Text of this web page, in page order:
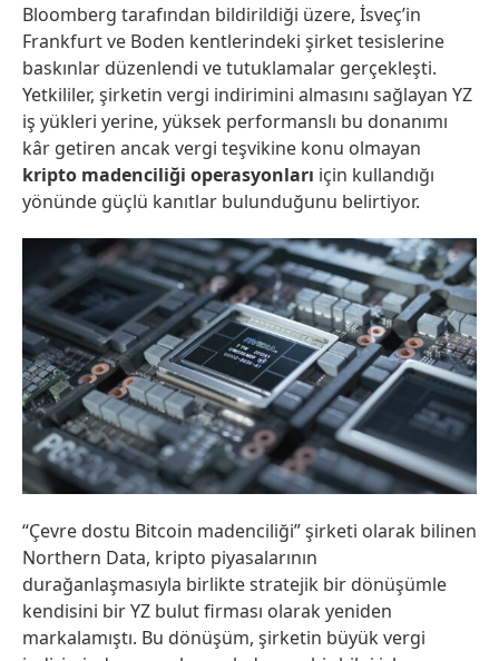
Bloomberg tarafından bildirildiği üzere, İsveç’in
Frankfurt ve Boden kentlerindeki şirket tesislerine
baskınlar düzenlendi ve tutuklamalar gerçekleşti.
Yetkililer, şirketin vergi indirimini almasını sağlayan YZ
iş yükleri yerine, yüksek performanslı bu donanımı
kâr getiren ancak vergi teşvikine konu olmayan
kripto madenciliği operasyonları için kullandığı
yönünde güçlü kanıtlar bulunduğunu belirtiyor.
“Çevre dostu Bitcoin madenciliği” şirketi olarak bilinen
Northern Data, kripto piyasalarının
durağanlaşmasıyla birlikte stratejik bir dönüşümle
kendisini bir YZ bulut firması olarak yeniden
markalamıştı. Bu dönüşüm, şirketin büyük vergi